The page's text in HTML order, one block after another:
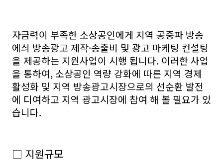
자금력이 부족한 소상공인에게 지역 공중파 방송
에싀 방송광고 제작·송출비 및 광고 마케팅 컨설팅
을 제공하는 지원사업이 시행 됩니다. 이러한 사업
을 통하여, 소상공인 역량 강화에 따른 지역 경제
활성화 및 지역 방송광고시장으로의 선순환 발전
에 디여하고 지역 광고시장에 참여 해 볼 필요가 있
습니다.
□ 지원규모